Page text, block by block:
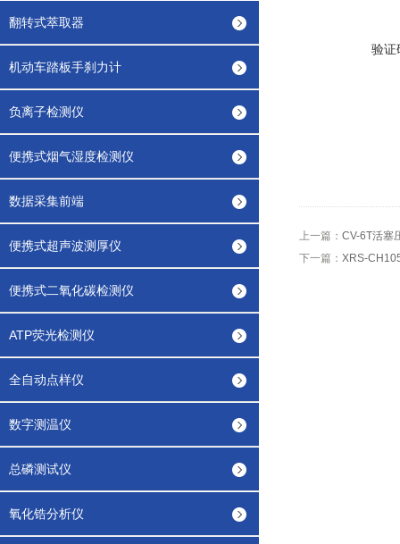
翻转式萃取器
机动车踏板手刹力计
负离子检测仪
便携式烟气湿度检测仪
数据采集前端
便携式超声波测厚仪
便携式二氧化碳检测仪
ATP荧光检测仪
全自动点样仪
数字测温仪
总磷测试仪
氧化锆分析仪
验证
上一篇： CV-6T活塞
下一篇： XRS-